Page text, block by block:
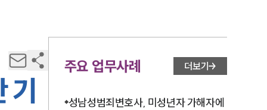
주요 업무사례 더보기
성남성범죄변호사, 미성년자 가해자에